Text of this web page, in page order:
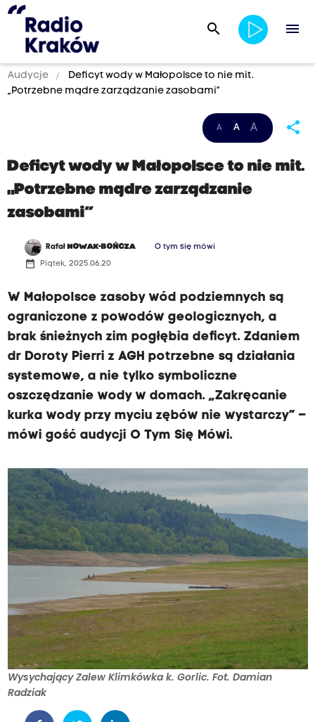
search menu
Audycje
Deficyt wody w Małopolsce to nie mit.
„Potrzebne mądre zarządzanie zasobami”
A A A share
Deficyt wody w Małopolsce to nie mit.
„Potrzebne mądre zarządzanie
zasobami”
Rafał NOWAK-BOŃCZA O tym się mówi
date_range Piątek, 2025.06.20
W Małopolsce zasoby wód podziemnych są
ograniczone z powodów geologicznych, a
brak śnieżnych zim pogłębia deficyt. Zdaniem
dr Doroty Pierri z AGH potrzebne są działania
systemowe, a nie tylko symboliczne
oszczędzanie wody w domach. „Zakręcanie
kurka wody przy myciu zębów nie wystarczy” –
mówi gość audycji O Tym Się Mówi.
Wysychający Zalew Klimkówka k. Gorlic. Fot. Damian
Radziak